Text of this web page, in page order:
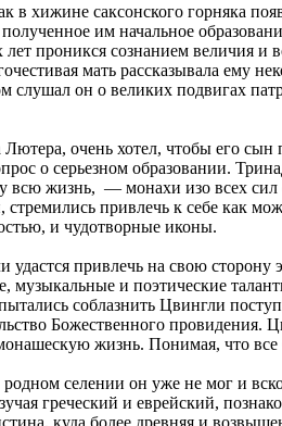
в хижине саксонского горняка
им начальное
проникся сознанием величия
мать рассказывала ему
он о великих подвигах
очень хотел, чтобы его сын
о серьезном образовании.
всю жизнь, — монахи изо всех
стремились привлечь к себе как
и чудотворные иконы.
привлечь на свою сторону
музыкальные и поэтические
соблазнить Цвингли
Божественного
жизнь. Понимая, что все
селении он уже не мог и
греческий и еврейский,
куда более древняя и